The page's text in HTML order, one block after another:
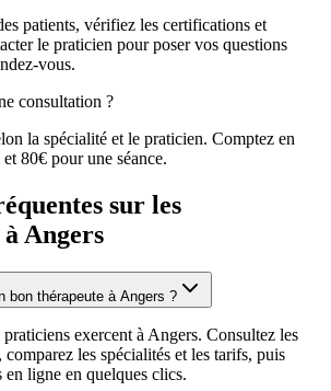
patients, vérifiez les certifications et
le praticien pour poser vos questions
vous.
consultation ?
la spécialité et le praticien. Comptez en
80€ pour une séance.
sur les
Angers
bon thérapeute à Angers ?
exercent à Angers. Consultez les
les spécialités et les tarifs, puis
en ligne en quelques clics.